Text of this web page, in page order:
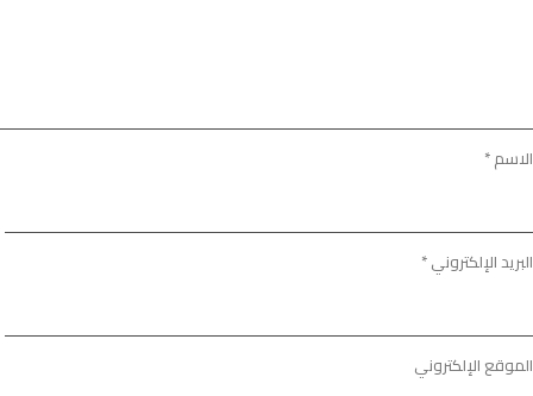
الاسم*
البريد الإلكتروني*
الموقع الإلكتروني